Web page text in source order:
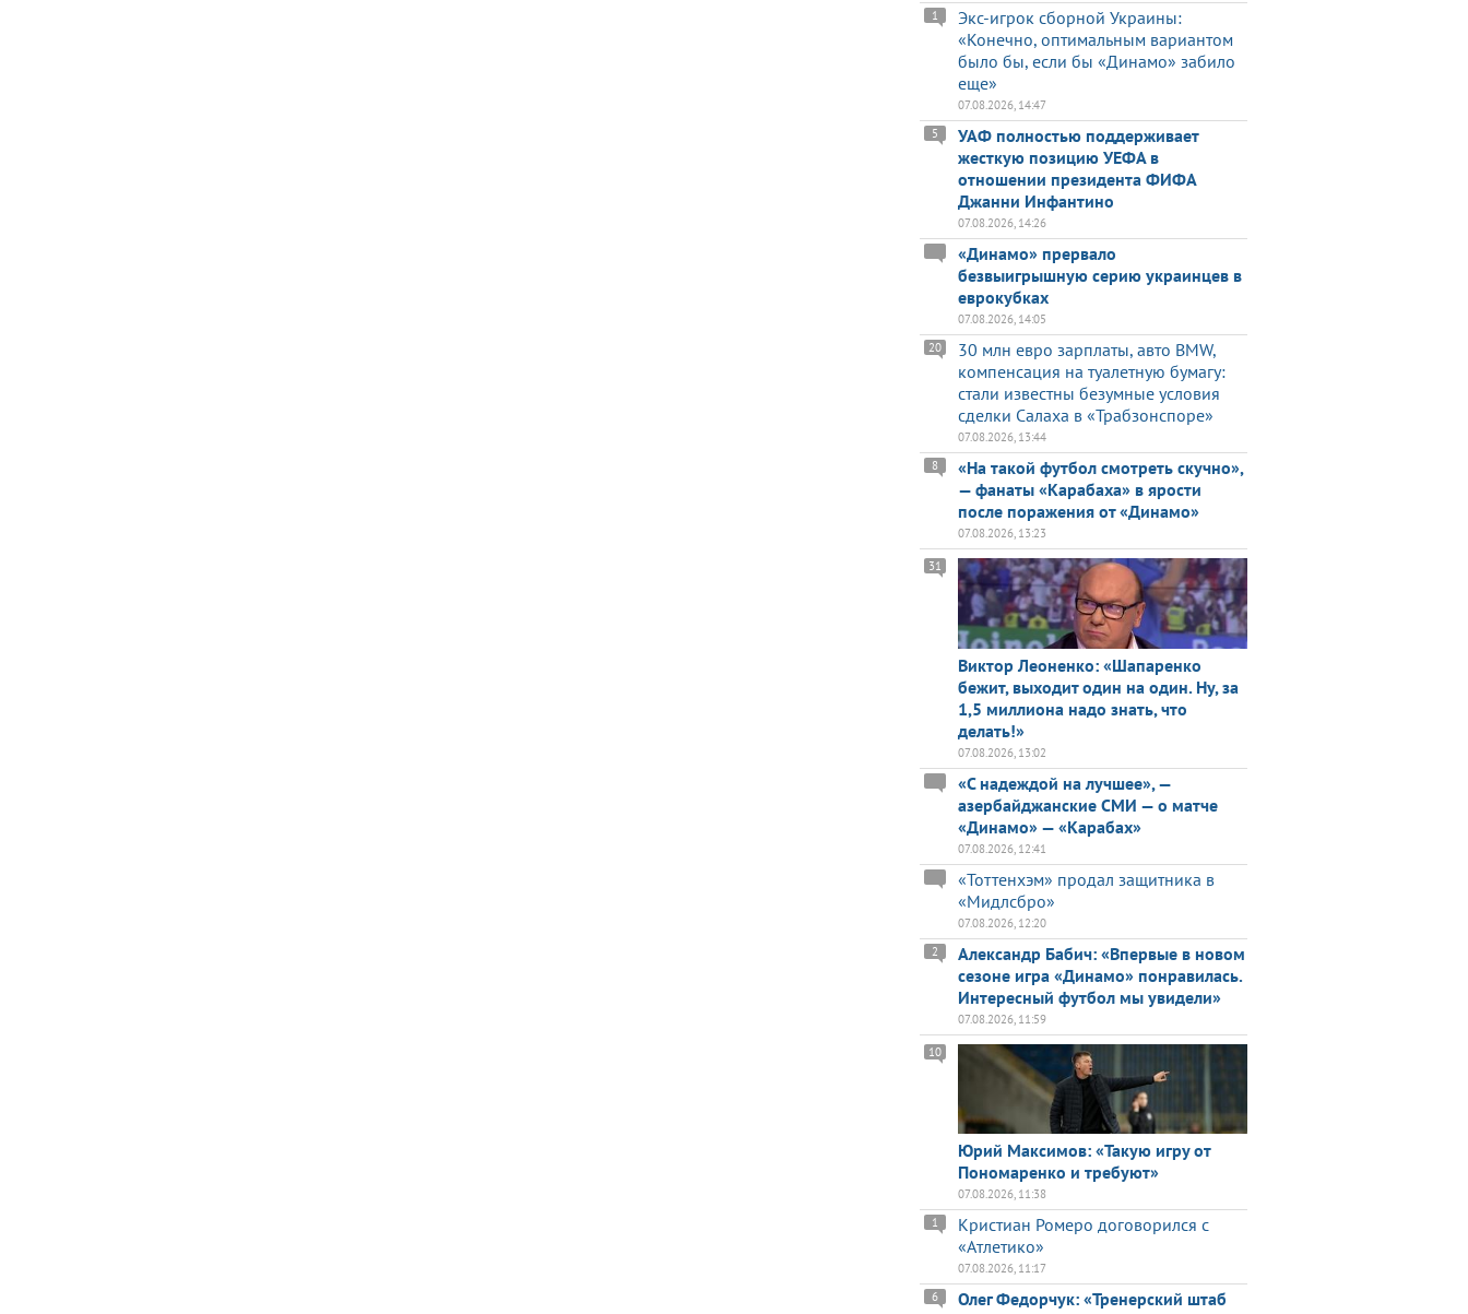
Экс-игрок сборной Украины:
«Конечно, оптимальным вариантом
было бы, если бы «Динамо» забило
еще»
1
07.08.2026, 14:47
УАФ полностью поддерживает
жесткую позицию УЕФА в
отношении президента ФИФА
Джанни Инфантино
5
07.08.2026, 14:26
«Динамо» прервало
безвыигрышную серию украинцев в
еврокубках
07.08.2026, 14:05
30 млн евро зарплаты, авто BMW,
компенсация на туалетную бумагу:
стали известны безумные условия
сделки Салаха в «Трабзонспоре»
20
07.08.2026, 13:44
«На такой футбол смотреть скучно»,
— фанаты «Карабаха» в ярости
после поражения от «Динамо»
8
07.08.2026, 13:23
Виктор Леоненко: «Шапаренко
бежит, выходит один на один. Ну, за
1,5 миллиона надо знать, что
делать!»
31
07.08.2026, 13:02
«С надеждой на лучшее», —
азербайджанские СМИ — о матче
«Динамо» — «Карабах»
07.08.2026, 12:41
«Тоттенхэм» продал защитника в
«Мидлсбро»
07.08.2026, 12:20
Александр Бабич: «Впервые в новом
сезоне игра «Динамо» понравилась.
Интересный футбол мы увидели»
2
07.08.2026, 11:59
Юрий Максимов: «Такую игру от
Пономаренко и требуют»
10
07.08.2026, 11:38
Кристиан Ромеро договорился с
«Атлетико»
1
07.08.2026, 11:17
Олег Федорчук: «Тренерский штаб
6